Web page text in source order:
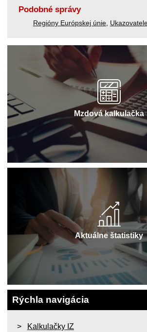
Podobné správy
Regióny Európskej únie
Mzdová kalkulačka
Aktuálne štatistiky
Rýchla navigácia
Kalkulačky IZ